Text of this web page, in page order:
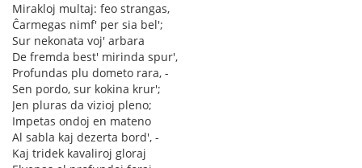
Mirakloj multaj: feo strangas,
Ĉarmegas nimf' per sia bel';
Sur nekonata voj' arbara
De fremda best' mirinda spur',
Profundas plu dometo rara, -
Sen pordo, sur kokina krur';
Jen pluras da vizioj pleno;
Impetas ondoj en mateno
Al sabla kaj dezerta bord', -
Kaj tridek kavaliroj gloraj